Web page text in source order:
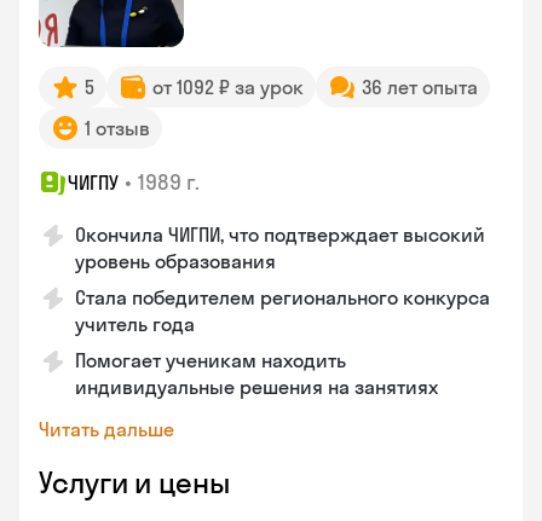
5 от 1092 ₽ за урок
36 лет опыта
1 отзыв
ЧИГПУ • 1989 г.
Окончила ЧИГПИ, что подтверждает высокий
уровень образования
Стала победителем регионального конкурса
учитель года
Помогает ученикам находить
индивидуальные решения на занятиях
Читать дальше
Услуги и цены